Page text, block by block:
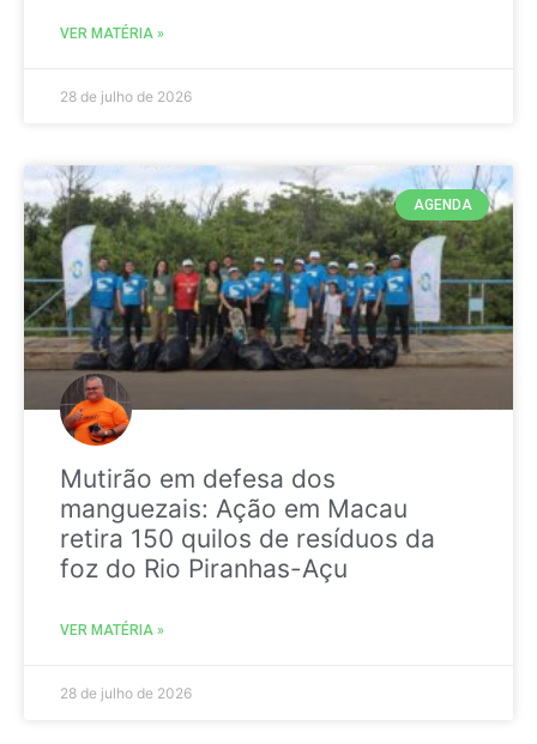
VER MATÉRIA »
28 de julho de 2026
AGENDA
Mutirão em defesa dos
manguezais: Ação em Macau
retira 150 quilos de resíduos da
foz do Rio Piranhas-Açu
VER MATÉRIA »
28 de julho de 2026